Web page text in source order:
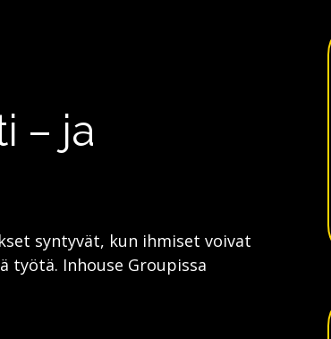
– ja
syntyvät, kun ihmiset voivat
työtä. Inhouse Groupissa